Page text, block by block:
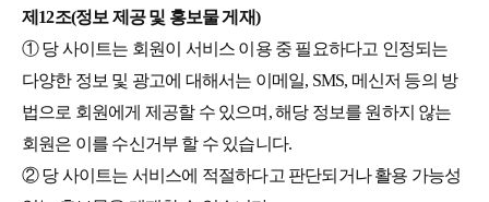
제12조(정보 제공 및 홍보물 게재)
① 당 사이트는 회원이 서비스 이용 중 필요하다고 인정되는
다양한 정보 및 광고에 대해서는 이메일, SMS, 메신저 등의 방
법으로 회원에게 제공할 수 있으며, 해당 정보를 원하지 않는
회원은 이를 수신거부 할 수 있습니다.
② 당 사이트는 서비스에 적절하다고 판단되거나 활용 가능성